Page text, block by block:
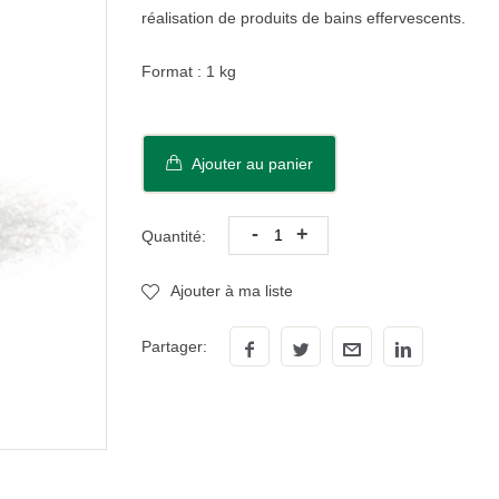
réalisation de produits de bains effervescents.
Format : 1 kg
Ajouter au panier
Quantité: - +
Ajouter à ma liste
Partager: